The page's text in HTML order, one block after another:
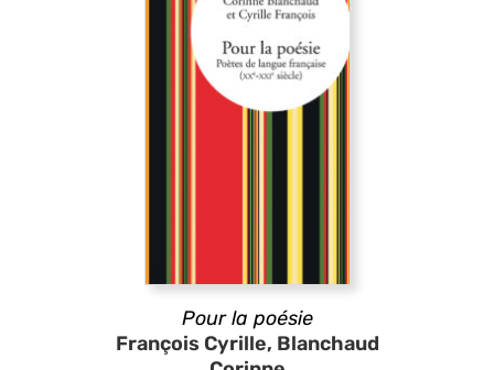
Pour la poésie
François Cyrille, Blanchaud